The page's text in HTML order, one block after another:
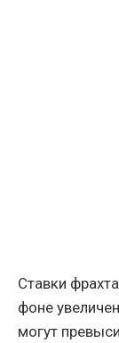
Ставки
фоне
могут